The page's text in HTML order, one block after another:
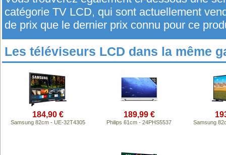
catégorie TV LCD, qui sont actuellement
de prix que le dernier prix connu pour ce
Les téléviseurs LCD dans la même
184,90 €
Samsung 82cm - UE-32T4305
189,99 €
Philips 61cm - 24PHS5537 Samsung